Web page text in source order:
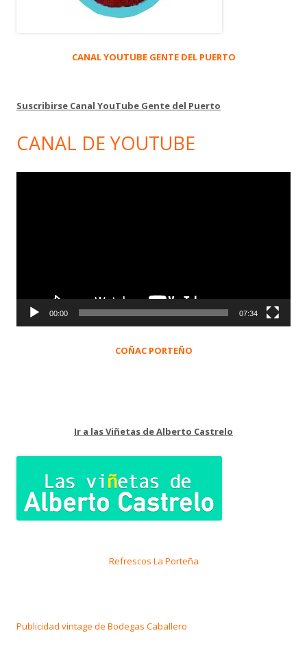
CANAL YOUTUBE GENTE DEL PUERTO
Suscribirse Canal YouTube Gente del Puerto
CANAL DE YOUTUBE
00:00 07:34
COÑAC PORTEÑO
Ir a las Viñetas de Alberto Castrelo
Refrescos La Porteña
Publicidad vintage de Bodegas Caballero